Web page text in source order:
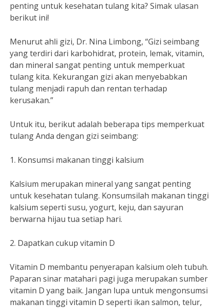
penting untuk kesehatan tulang kita? Simak ulasan
berikut ini!
Menurut ahli gizi, Dr. Nina Limbong, “Gizi seimbang
yang terdiri dari karbohidrat, protein, lemak, vitamin,
dan mineral sangat penting untuk memperkuat
tulang kita. Kekurangan gizi akan menyebabkan
tulang menjadi rapuh dan rentan terhadap
kerusakan.”
Untuk itu, berikut adalah beberapa tips memperkuat
tulang Anda dengan gizi seimbang:
1. Konsumsi makanan tinggi kalsium
Kalsium merupakan mineral yang sangat penting
untuk kesehatan tulang. Konsumsilah makanan tinggi
kalsium seperti susu, yogurt, keju, dan sayuran
berwarna hijau tua setiap hari.
2. Dapatkan cukup vitamin D
Vitamin D membantu penyerapan kalsium oleh tubuh.
Paparan sinar matahari pagi juga merupakan sumber
vitamin D yang baik. Jangan lupa untuk mengonsumsi
makanan tinggi vitamin D seperti ikan salmon, telur,